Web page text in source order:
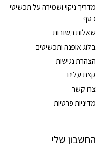
מדריך ניקוי ושמירה על תכשיטי
כסף
שאלות תשובות
בלוג אופנה ותכשיטים
הצהרת נגישות
קצת עלינו
צרו קשר
מדיניות פרטיות
החשבון שלי